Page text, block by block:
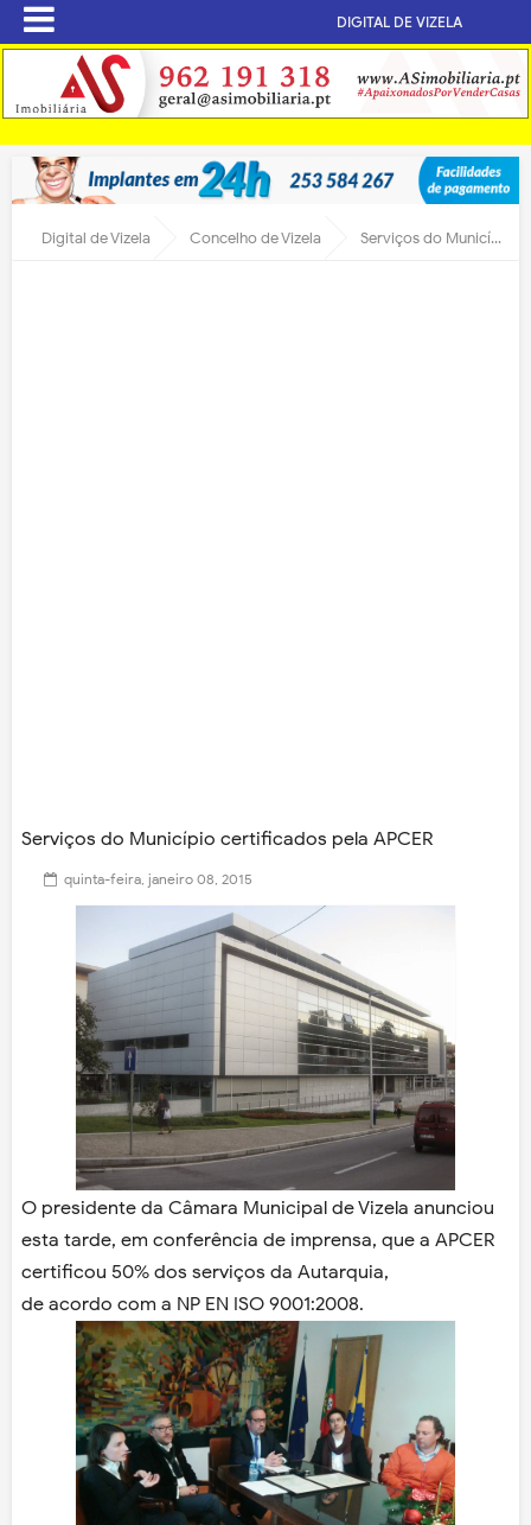
DIGITAL DE VIZELA
Digital de Vizela Concelho de Vizela Serviços do Município certificados pela APCER
Serviços do Município certificados pela APCER
quinta-feira, janeiro 08, 2015
O presidente da Câmara Municipal de Vizela anunciou
esta tarde, em conferência de imprensa, que a APCER
certificou 50% dos serviços da Autarquia,
de acordo com a NP EN ISO 9001:2008.